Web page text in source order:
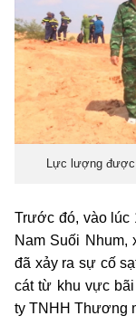
Lực lượng được
Trước đó, vào lúc
Nam Suối Nhum,
đã xảy ra sự cố
cát từ khu vực
ty TNHH Thương